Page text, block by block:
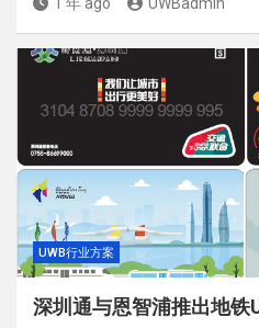
1 年 ago UWBadmin
UWB行业方案
深圳通与恩智浦推出地铁